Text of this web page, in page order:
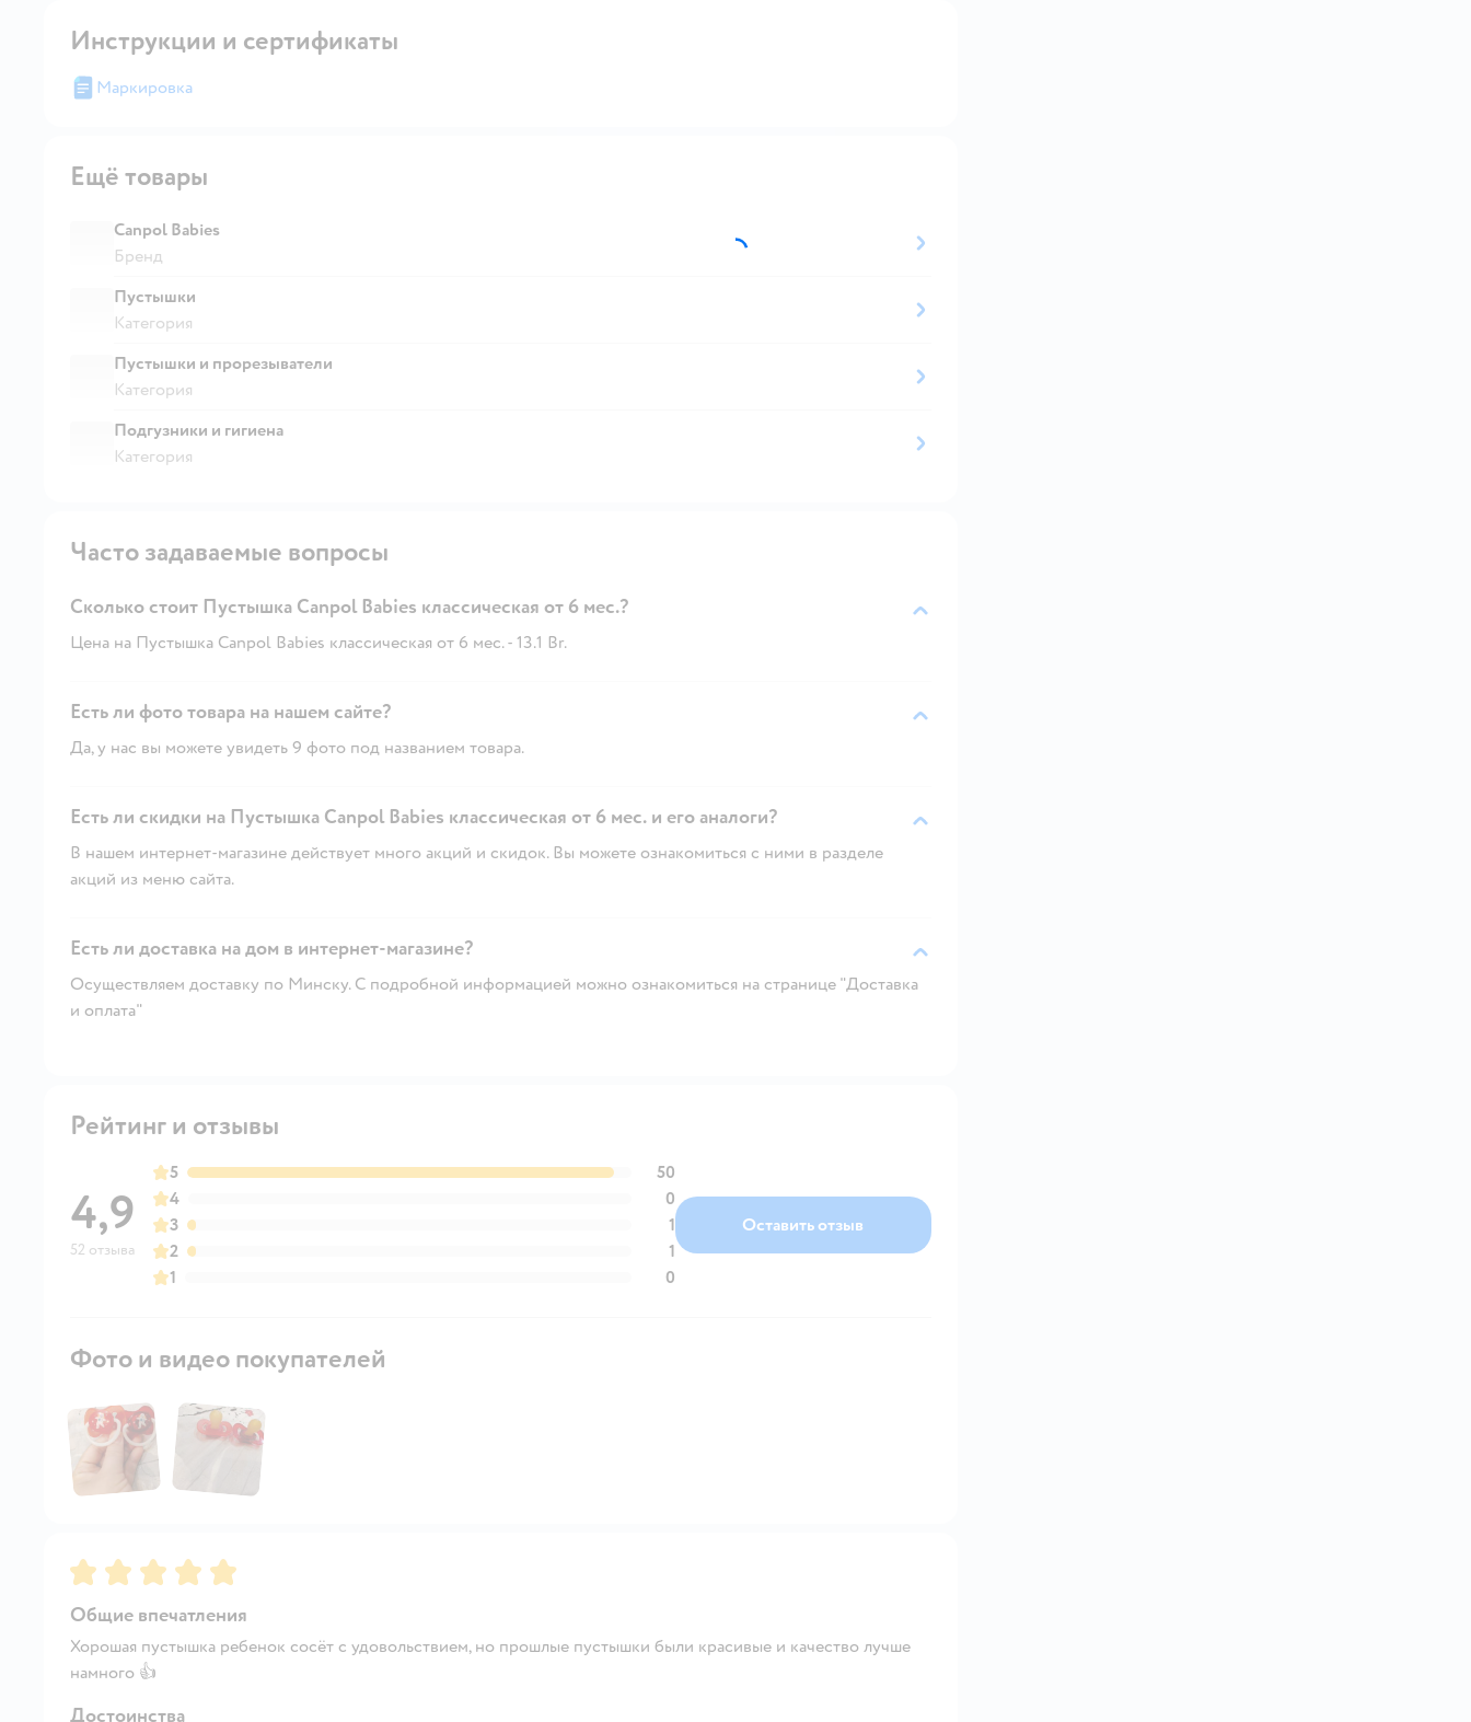
Инструкции и сертификаты
Маркировка
Ещё товары
Canpol Babies
Бренд
Пустышки
Категория
Пустышки и прорезыватели
Категория
Подгузники и гигиена
Категория
Часто задаваемые вопросы
Сколько стоит Пустышка Canpol Babies классическая от 6 мес.?
Цена на Пустышка Canpol Babies классическая от 6 мес. - 13.1 Br.
Есть ли фото товара на нашем сайте?
Да, у нас вы можете увидеть 9 фото под названием товара.
Есть ли скидки на Пустышка Canpol Babies классическая от 6 мес. и его аналоги?
В нашем интернет-магазине действует много акций и скидок. Вы можете ознакомиться с ними в разделе
акций из меню сайта.
Есть ли доставка на дом в интернет-магазине?
Осуществляем доставку по Минску. С подробной информацией можно ознакомиться на странице "Доставка
и оплата"
Рейтинг и отзывы
4,9
52 отзыва
5
50
4
0
3
1
2
1
1
0
Оставить отзыв
Фото и видео покупателей
Рейтинг:5
Общие впечатления
Хорошая пустышка ребенок сосёт с удовольствием, но прошлые пустышки были красивые и качество лучше
намного 👍
Достоинства